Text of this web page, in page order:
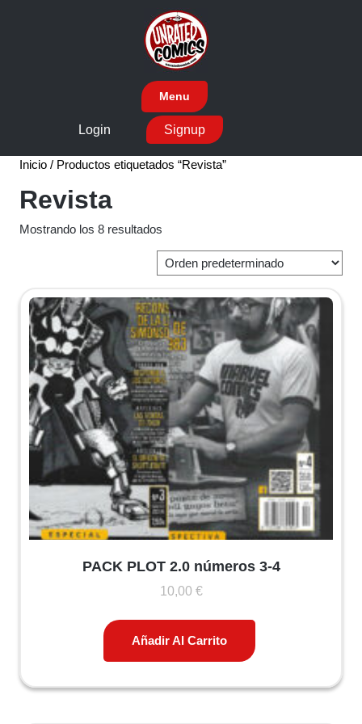
Menu
Login Signup
Inicio / Productos etiquetados “Revista”
Revista
Mostrando los 8 resultados
PACK PLOT 2.0 números 3-4
10,00 €
Añadir Al Carrito